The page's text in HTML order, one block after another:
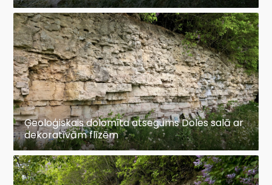
Ģeoloģiskais dolomīta atsegums Doles salā ar
dekoratīvām flīzēm